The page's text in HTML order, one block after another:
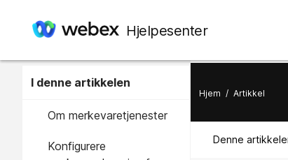
Hjelpesenter
I denne artikkelen
Om merkevaretjenester
Konfigurere
Hjem / Artikkel
Denne